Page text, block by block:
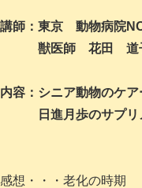
講師：東京 動物病院
獣医師 花田 道
内容：シニア動物のケア
日進月歩のサプリメ
感想・・・老化の時期